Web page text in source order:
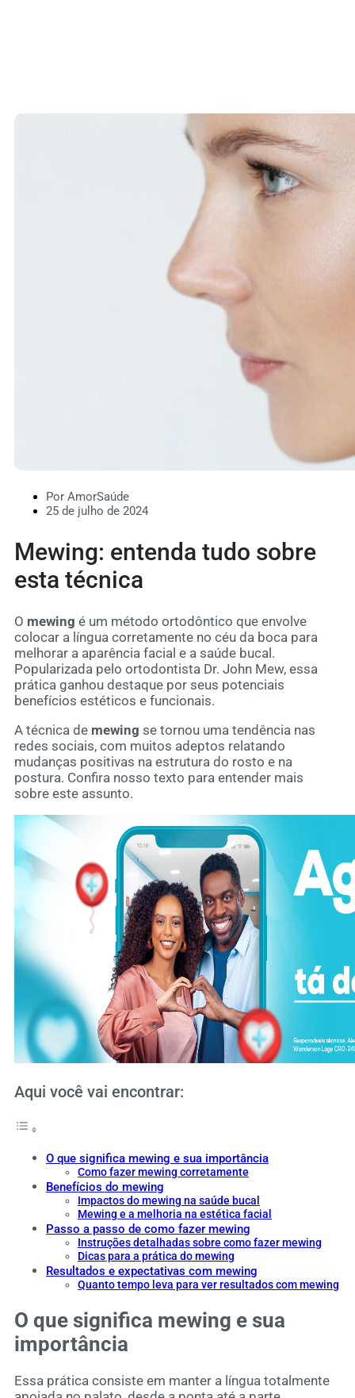
Por AmorSaúde
25 de julho de 2024
Mewing: entenda tudo sobre
esta técnica
O mewing é um método ortodôntico que envolve
colocar a língua corretamente no céu da boca para
melhorar a aparência facial e a saúde bucal.
Popularizada pelo ortodontista Dr. John Mew, essa
prática ganhou destaque por seus potenciais
benefícios estéticos e funcionais.
A técnica de mewing se tornou uma tendência nas
redes sociais, com muitos adeptos relatando
mudanças positivas na estrutura do rosto e na
postura. Confira nosso texto para entender mais
sobre este assunto.
Aqui você vai encontrar:
O que significa mewing e sua importância
Como fazer mewing corretamente
Benefícios do mewing
Impactos do mewing na saúde bucal
Mewing e a melhoria na estética facial
Passo a passo de como fazer mewing
Instruções detalhadas sobre como fazer mewing
Dicas para a prática do mewing
Resultados e expectativas com mewing
Quanto tempo leva para ver resultados com mewing
O que significa mewing e sua
importância
Essa prática consiste em manter a língua totalmente